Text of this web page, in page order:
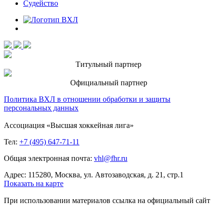
Судейство
Титульный партнер
Официальный партнер
Политика ВХЛ в отношении обработки и защиты
персональных данных
Ассоциация «Высшая хоккейная лига»
Тел: +7 (495) 647-71-11
Общая электронная почта: vhl@fhr.ru
Адрес: 115280, Москва, ул. Автозаводская, д. 21, стр.1
Показать на карте
При использовании материалов ссылка на официальный сайт